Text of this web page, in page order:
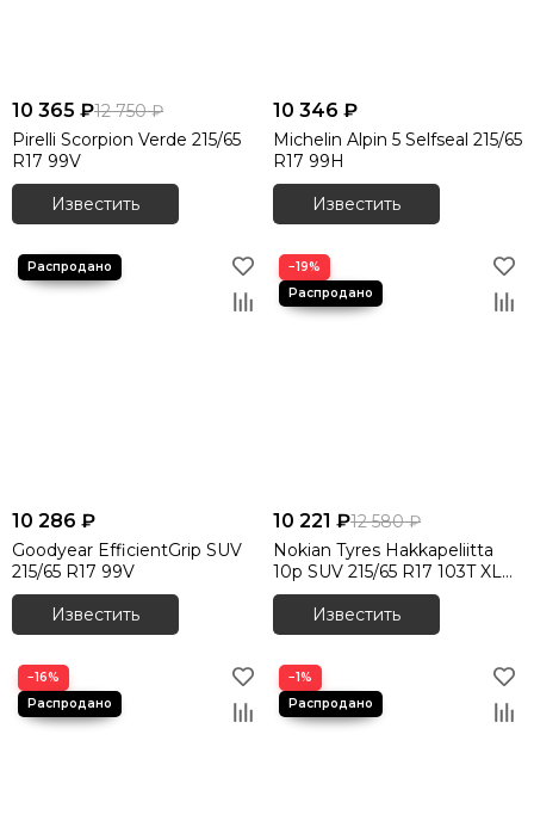
10 365 ₽12 750 ₽
Pirelli Scorpion Verde 215/65
R17 99V
Известить
10 346 ₽
Michelin Alpin 5 Selfseal 215/65
R17 99H
Известить
10 286 ₽
Goodyear EfficientGrip SUV
215/65 R17 99V
Известить
−19%
10 221 ₽12 580 ₽
Nokian Tyres Hakkapeliitta
10p SUV 215/65 R17 103T XL
шип.
Известить
−16% −1%